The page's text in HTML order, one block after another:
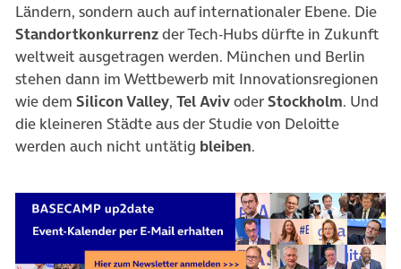
Ländern, sondern auch auf internationaler Ebene. Die
Standortkonkurrenzder Tech-Hubs dürfte in Zukunft
weltweit ausgetragen werden. München und Berlin
stehen dann im Wettbewerb mit Innovationsregionen
wie dem Silicon Valley, Tel AvivoderStockholm. Und
die kleineren Städte aus der Studie von Deloitte
werden auch nicht untätig bleiben.